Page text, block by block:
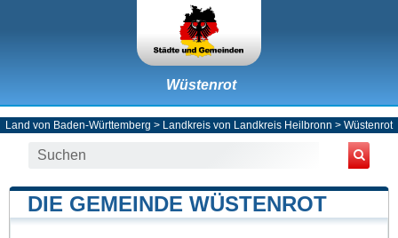
Wüstenrot
Land von Baden-Württemberg > Landkreis von Landkreis Heilbronn > Wüstenrot
DIE GEMEINDE WÜSTENROT